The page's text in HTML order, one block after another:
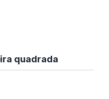
quadrada